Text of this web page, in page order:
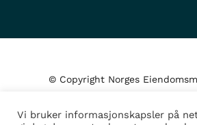
© Copyright Norges
Personvern og
Vi bruker informasjonskapsler på